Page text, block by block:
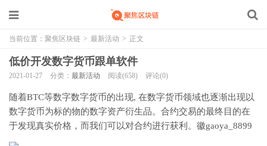
当前位置： 聚焦区块链 > 最新活动 > 正文
低价开发数字货币跟单软件
2021-01-27 分类： 最新活动 阅读(658) 评论(0)
随着BTC等数字数字货币的出现, 在数字货币领域也逐渐出现以
数字货币为标的物的数字资产衍生品。合约交易的最终目的在
于发现真实价格，而我们可以对合约进行获利。徽gaoya_8899